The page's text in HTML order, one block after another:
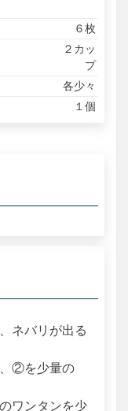
６枚
２カッ
プ
各少々
１個
ネバリが出る
②を少量の
ワンタンを少